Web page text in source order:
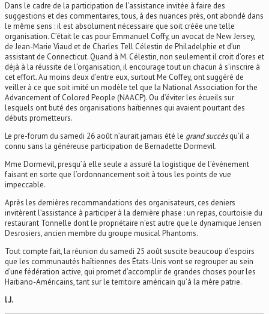
Dans le cadre de la participation de l’assistance invitée à faire des
suggestions et des commentaires, tous, à des nuances près, ont abondé dans
le même sens : il est absolument nécessaire que soit créée une telle
organisation. C’était le cas pour Emmanuel Coffy, un avocat de New Jersey,
de Jean-Marie Viaud et de Charles Tell Célestin de Philadelphie et d’un
assistant de Connecticut. Quand à M. Célestin, non seulement il croit d’ores et
déjà à la réussite de l’organisation, il encourage tout un chacun à s’inscrire à
cet effort. Au moins deux d’entre eux, surtout Me Coffey, ont suggéré de
veiller à ce que soit imité un modèle tel que la National Association for the
Advancement of Colored People (NAACP). Ou d’éviter les écueils sur
lesquels ont buté des organisations haïtiennes qui avaient pourtant des
débuts prometteurs.
Le pre-forum du samedi 26 août n’aurait jamais été le grand succèsqu’il a
connu sans la généreuse participation de Bernadette Dormevil.
Mme Dormevil, presqu’à elle seule a assuré la logistique de l’événement
faisant en sorte que l’ordonnancement soit à tous les points de vue
impeccable.
Après les dernières recommandations des organisateurs, ces deniers
invitèrent l’assistance à participer à la dernière phase : un repas, courtoisie du
restaurant Tonnelle dont le propriétaire n’est autre que le dynamique Jensen
Desrosiers, ancien membre du groupe musical Phantoms.
Tout compte fait, la réunion du samedi 25 août suscite beaucoup d’espoirs
que les communautés haïtiennes des États-Unis vont se regrouper au sein
d’une fédération active, qui promet d’accomplir de grandes choses pour les
Haïtiano-Américains, tant sur le territoire américain qu’à la mère patrie.
l.J.